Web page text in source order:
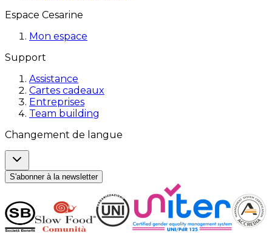
Espace Cesarine
Mon espace
Support
Assistance
Cartes cadeaux
Entreprises
Team building
Changement de langue
S'abonner à la newsletter